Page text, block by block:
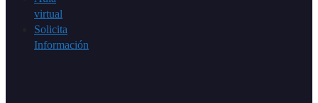
virtual
Solicita
Información